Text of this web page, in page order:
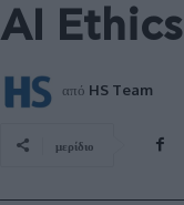
AI Ethics
από HS Team
μερίδιο